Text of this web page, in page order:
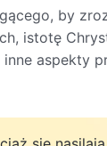
by
istotę
aspekty